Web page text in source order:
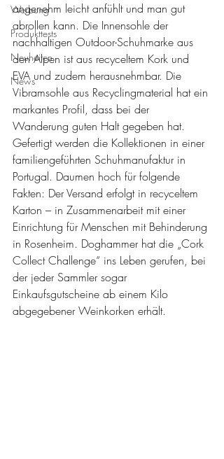
Werbung
Produkttests
Neuheiten
News
angenehm leicht anfühlt und man gut
abrollen kann. Die Innensohle der
nachhaltigen Outdoor-Schuhmarke aus
den Alpen ist aus recyceltem Kork und
EVA und zudem herausnehmbar. Die
Vibramsohle aus Recyclingmaterial hat ein
markantes Profil, dass bei der
Wanderung guten Halt gegeben hat.
Gefertigt werden die Kollektionen in einer
familiengeführten Schuhmanufaktur in
Portugal. Daumen hoch für folgende
Fakten: Der Versand erfolgt in recyceltem
Karton – in Zusammenarbeit mit einer
Einrichtung für Menschen mit Behinderung
in Rosenheim. Doghammer hat die „Cork
Collect Challenge“ ins Leben gerufen, bei
der jeder Sammler sogar
Einkaufsgutscheine ab einem Kilo
abgegebener Weinkorken erhält.